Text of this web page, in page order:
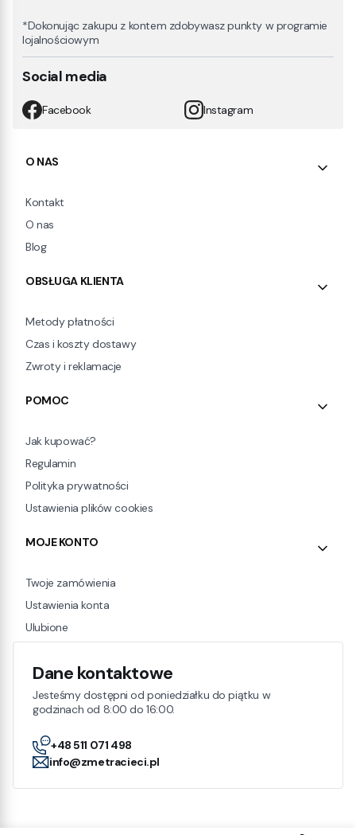
*Dokonując zakupu z kontem zdobywasz punkty w programie
lojalnościowym
Social media
Facebook Instagram
Dane kontaktowe
Jesteśmy dostępni od poniedziałku do piątku w
godzinach od 8:00 do 16:00.
+48 511 071 498
info@zmetracieci.pl
Linki w stopce
O NAS
Kontakt
O nas
Blog
OBSŁUGA KLIENTA
Metody płatności
Czas i koszty dostawy
Zwroty i reklamacje
POMOC
Jak kupować?
Regulamin
Polityka prywatności
Ustawienia plików cookies
MOJE KONTO
Twoje zamówienia
Ustawienia konta
Ulubione